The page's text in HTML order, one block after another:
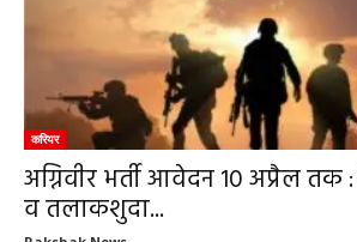
करियर
अग्निवीर भर्ती आवेदन 10 अप्रैल तक
व तलाकशुदा...